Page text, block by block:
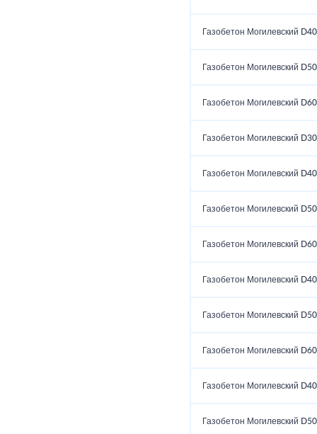
Газобетон Могилевский
Газобетон Могилевский
Газобетон Могилевский
Газобетон Могилевский
Газобетон Могилевский
Газобетон Могилевский
Газобетон Могилевский
Газобетон Могилевский
Газобетон Могилевский
Газобетон Могилевский
Газобетон Могилевский
Газобетон Могилевский